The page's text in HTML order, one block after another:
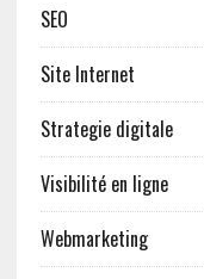
SEO
Site Internet
Strategie digitale
Visibilité en ligne
Webmarketing